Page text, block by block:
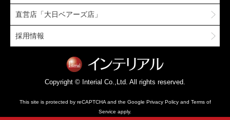
直営店「大日ベアーズ店」
採用情報
Copyright © Interial Co.,Ltd. All rights reserved.
This site is protected by reCAPTCHA and the Google Privacy Policyand Terms of
Service apply.